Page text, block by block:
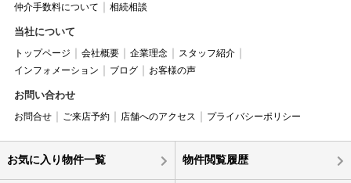
仲介手数料について
相続相談
当社について
トップページ 会社概要 企業理念
スタッフ紹介
インフォメーション
ブログ お客様の声
お問い合わせ
お問合せ ご来店予約 店舗へのアクセス プライバシーポリシー
お気に入り物件一覧 物件閲覧履歴